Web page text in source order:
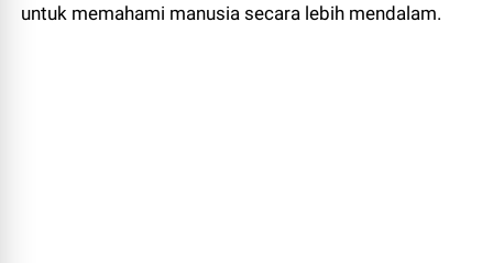
untuk memahami manusia secara lebih mendalam.